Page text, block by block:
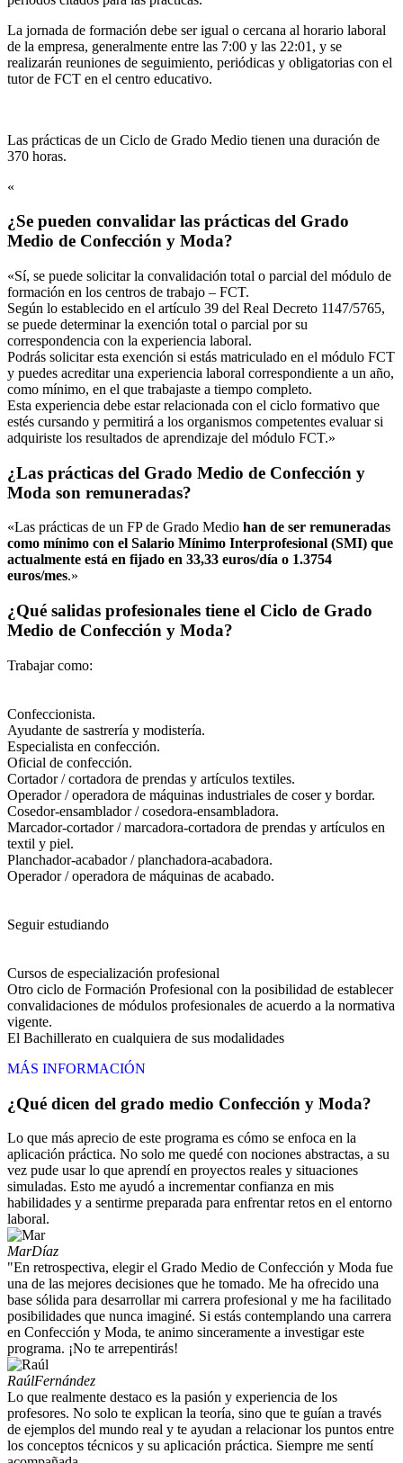
La jornada de formación debe ser igual o cercana al horario laboral
de la empresa, generalmente entre las 7:00 y las 22:01, y se
realizarán reuniones de seguimiento, periódicas y obligatorias con el
tutor de FCT en el centro educativo.
Las prácticas de un Ciclo de Grado Medio tienen una duración de
370 horas.
«
¿Se pueden convalidar las prácticas del Grado
Medio de Confección y Moda?
«Sí, se puede solicitar la convalidación total o parcial del módulo de
formación en los centros de trabajo – FCT.
Según lo establecido en el artículo 39 del Real Decreto 1147/5765,
se puede determinar la exención total o parcial por su
correspondencia con la experiencia laboral.
Podrás solicitar esta exención si estás matriculado en el módulo FCT
y puedes acreditar una experiencia laboral correspondiente a un año,
como mínimo, en el que trabajaste a tiempo completo.
Esta experiencia debe estar relacionada con el ciclo formativo que
estés cursando y permitirá a los organismos competentes evaluar si
adquiriste los resultados de aprendizaje del módulo FCT.»
¿Las prácticas del Grado Medio de Confección y
Moda son remuneradas?
«Las prácticas de un FP de Grado Medio han de ser remuneradas
como mínimo con el Salario Mínimo Interprofesional (SMI) que
actualmente está en fijado en 33,33 euros/día o 1.3754
euros/mes.»
¿Qué salidas profesionales tiene el Ciclo de Grado
Medio de Confección y Moda?
Trabajar como:
Confeccionista.
Ayudante de sastrería y modistería.
Especialista en confección.
Oficial de confección.
Cortador / cortadora de prendas y artículos textiles.
Operador / operadora de máquinas industriales de coser y bordar.
Cosedor-ensamblador / cosedora-ensambladora.
Marcador-cortador / marcadora-cortadora de prendas y artículos en
textil y piel.
Planchador-acabador / planchadora-acabadora.
Operador / operadora de máquinas de acabado.
Seguir estudiando
Cursos de especialización profesional
Otro ciclo de Formación Profesional con la posibilidad de establecer
convalidaciones de módulos profesionales de acuerdo a la normativa
vigente.
El Bachillerato en cualquiera de sus modalidades
MÁS INFORMACIÓN
¿Qué dicen del grado medio Confección y Moda?
Lo que más aprecio de este programa es cómo se enfoca en la
aplicación práctica. No solo me quedé con nociones abstractas, a su
vez pude usar lo que aprendí en proyectos reales y situaciones
simuladas. Esto me ayudó a incrementar confianza en mis
habilidades y a sentirme preparada para enfrentar retos en el entorno
laboral.
MarDíaz
"En retrospectiva, elegir el Grado Medio de Confección y Moda fue
una de las mejores decisiones que he tomado. Me ha ofrecido una
base sólida para desarrollar mi carrera profesional y me ha facilitado
posibilidades que nunca imaginé. Si estás contemplando una carrera
en Confección y Moda, te animo sinceramente a investigar este
programa. ¡No te arrepentirás!
RaúlFernández
Lo que realmente destaco es la pasión y experiencia de los
profesores. No solo te explican la teoría, sino que te guían a través
de ejemplos del mundo real y te ayudan a relacionar los puntos entre
los conceptos técnicos y su aplicación práctica. Siempre me sentí